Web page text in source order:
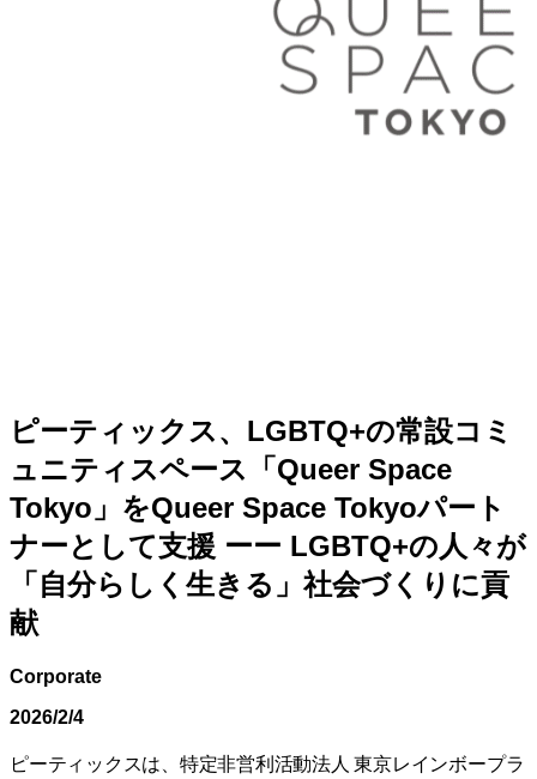
ピーティックス、LGBTQ+の常設コミ
ュニティスペース「Queer Space
Tokyo」をQueer Space Tokyoパート
ナーとして支援 ーー LGBTQ+の人々が
「自分らしく生きる」社会づくりに貢
献
Corporate
2026/2/4
ピーティックスは、特定非営利活動法人 東京レインボープラ